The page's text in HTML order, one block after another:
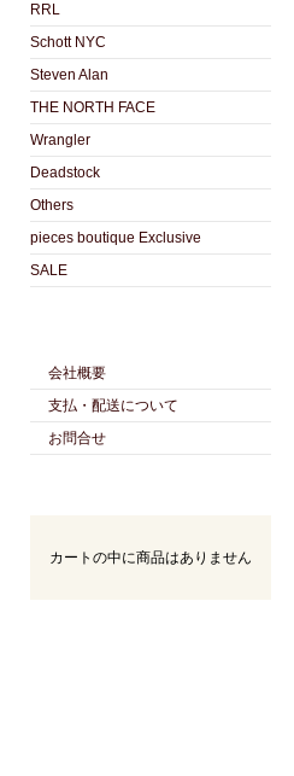
RRL
Schott NYC
Steven Alan
THE NORTH FACE
Wrangler
Deadstock
Others
pieces boutique Exclusive
SALE
会社概要
支払・配送について
お問合せ
カートの中に商品はありません